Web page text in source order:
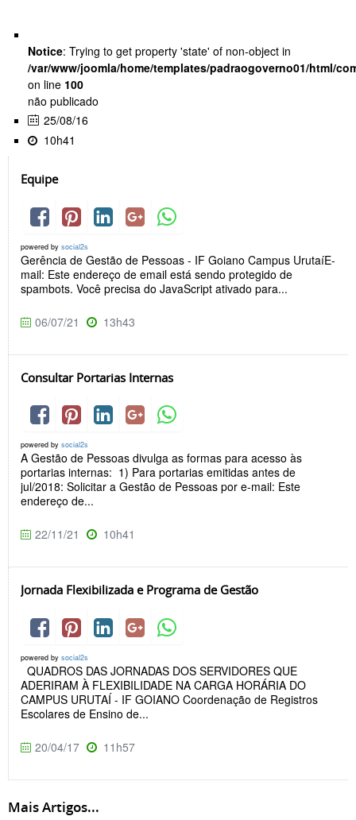
Notice: Trying to get property 'state' of non-object in
/var/www/joomla/home/templates/padraogoverno01/html/
on line 100
não publicado
25/08/16
10h41
Equipe
powered by social2s
Gerência de Gestão de Pessoas - IF Goiano Campus UrutaíE-
mail: Este endereço de email está sendo protegido de
spambots. Você precisa do JavaScript ativado para...
06/07/21 13h43
Consultar Portarias Internas
powered by social2s
A Gestão de Pessoas divulga as formas para acesso às
portarias internas: 1) Para portarias emitidas antes de
jul/2018: Solicitar a Gestão de Pessoas por e-mail: Este
endereço de...
22/11/21 10h41
Jornada Flexibilizada e Programa de Gestão
powered by social2s
QUADROS DAS JORNADAS DOS SERVIDORES QUE
ADERIRAM À FLEXIBILIDADE NA CARGA HORÁRIA DO
CAMPUS URUTAÍ - IF GOIANO Coordenação de Registros
Escolares de Ensino de...
20/04/17 11h57
Mais Artigos...